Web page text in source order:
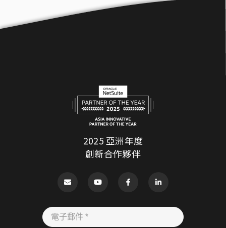
2025 亞洲年度
創新合作夥伴